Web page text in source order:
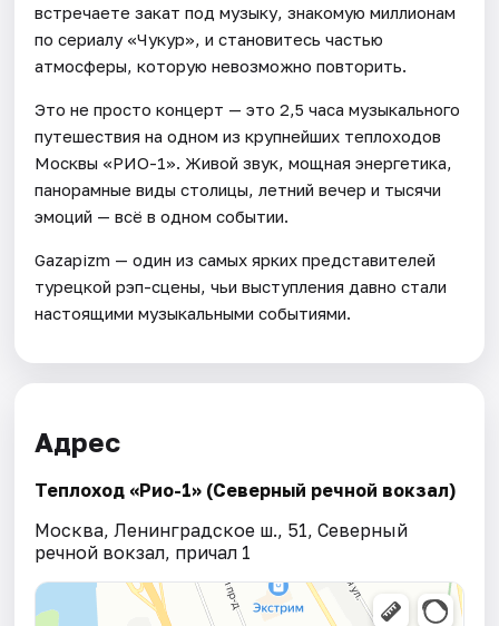
встречаете закат под музыку, знакомую миллионам
по сериалу «Чукур», и становитесь частью
атмосферы, которую невозможно повторить.
Это не просто концерт — это 2,5 часа музыкального
путешествия на одном из крупнейших теплоходов
Москвы «РИО-1». Живой звук, мощная энергетика,
панорамные виды столицы, летний вечер и тысячи
эмоций — всё в одном событии.
Gazapizm — один из самых ярких представителей
турецкой рэп-сцены, чьи выступления давно стали
настоящими музыкальными событиями.
Адрес
Теплоход «Рио-1» (Северный речной вокзал)
Москва, Ленинградское ш., 51, Северный
речной вокзал, причал 1